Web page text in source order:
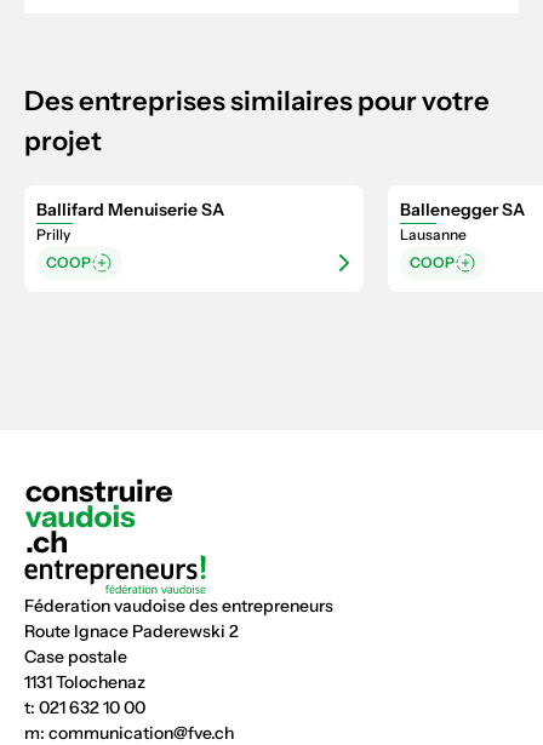
Des entreprises similaires pour votre
projet
Ballifard Menuiserie SA
Prilly
COOP
Ballenegger SA
Lausanne
COOP
Féderation vaudoise des entrepreneurs
Route Ignace Paderewski 2
Case postale
1131 Tolochenaz
t: 021 632 10 00
m: communication@fve.ch